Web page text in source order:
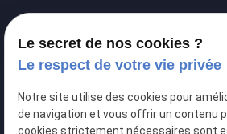
Commissaires de justice -
perm_phone_msg
Contactez-nous
04 76 46 88 38
Le secret de nos cookies ?
Le respect de votre vie privée
Notre site utilise des cookies pour
de navigation et vous offrir un contenu
cookies strictement nécessaires sont